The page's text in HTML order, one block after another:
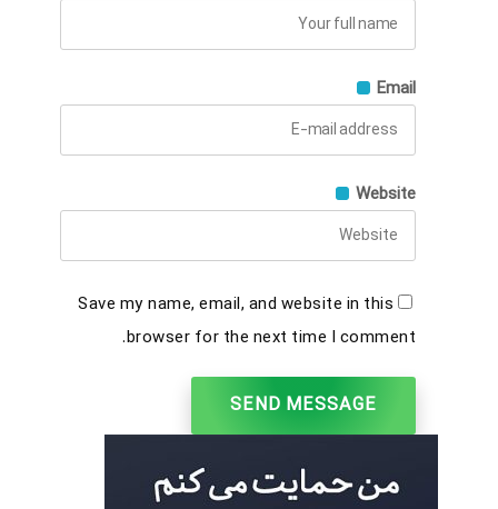
Email
Website
Save my name, email, and website in this
browser for the next time I comment.